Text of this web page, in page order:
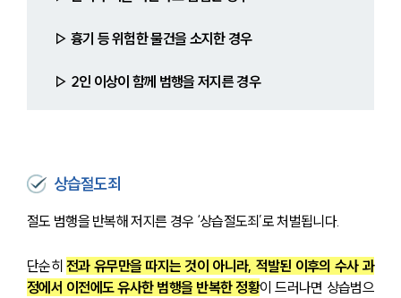
▷ 흉기 등 위험한 물건을 소지한 경우
▷ 2인 이상이 함께 범행을 저지른 경우
상습절도죄
절도 범행을 반복해 저지른 경우 ‘상습절도죄’로 처벌됩니다.
단순히 전과 유무만을 따지는 것이 아니라, 적발된 이후의 수사 과
정에서 이전에도 유사한 범행을 반복한 정황이 드러나면 상습범으